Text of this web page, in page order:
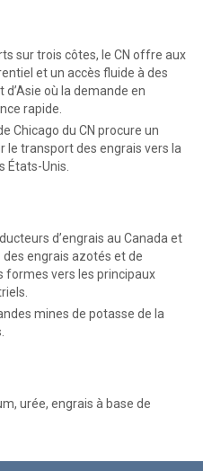
sur trois côtes, le CN offre aux
et un accès fluide à des
où la demande en
rapide.
Chicago du CN procure un
le transport des engrais vers la
États-Unis.
d’engrais au Canada et
engrais azotés et de
vers les principaux
mines de potasse de la
urée, engrais à base de